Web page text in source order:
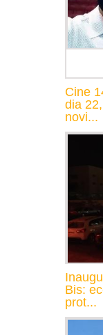
Cine
dia
novi...
Bis:
prot...